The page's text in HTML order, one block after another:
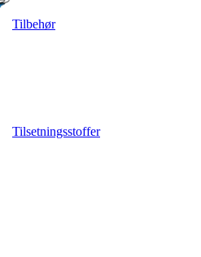
Tilbehør
Tilsetningsstoffer